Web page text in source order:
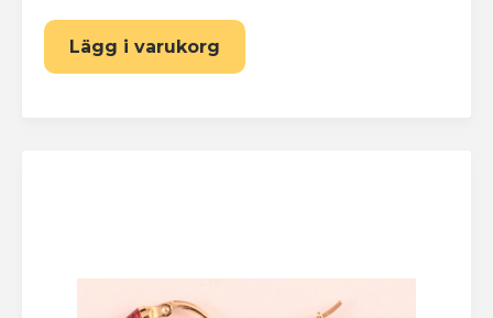
Lägg i varukorg